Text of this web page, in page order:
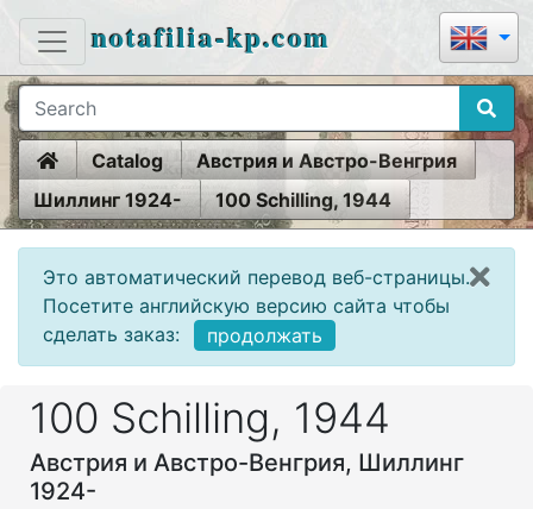
notafilia-kp.com
HomeCatalog
Австрия и Австро-Венгрия
Шиллинг 1924-
100 Schilling, 1944
Это автоматический перевод веб-страницы.
Посетите английскую версию сайта чтобы
сделать заказ:
продолжать
100 Schilling, 1944
Австрия и Австро-Венгрия, Шиллинг
1924-